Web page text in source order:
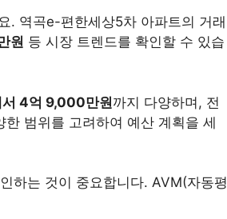
. 역곡e-편한세상5차 아파트의 거래
원 등 시장 트렌드를 확인할 수 있습
4억 9,000만원까지 다양하며, 전
한 범위를 고려하여 예산 계획을 세
하는 것이 중요합니다. AVM(자동평